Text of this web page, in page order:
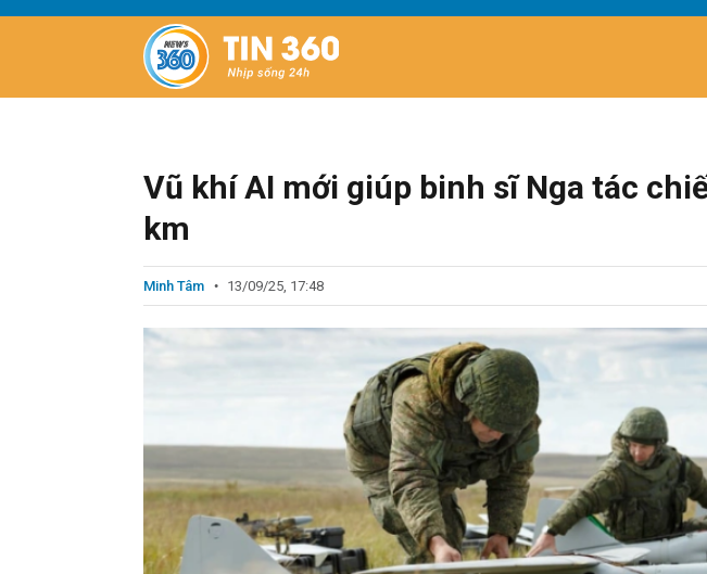
Vũ khí AI mới giúp binh sĩ Nga tác
km
Minh Tâm 13/09/25, 17:48